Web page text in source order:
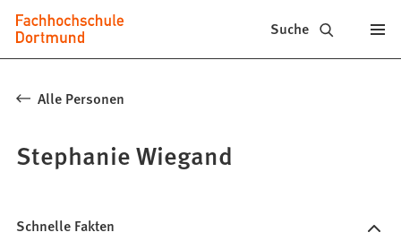
Inhalt anspringen
Fachhochschule
Dortmund
-
Studiengänge,
Suche
Alle Personen
Stephanie Wiegand
Schnelle Fakten